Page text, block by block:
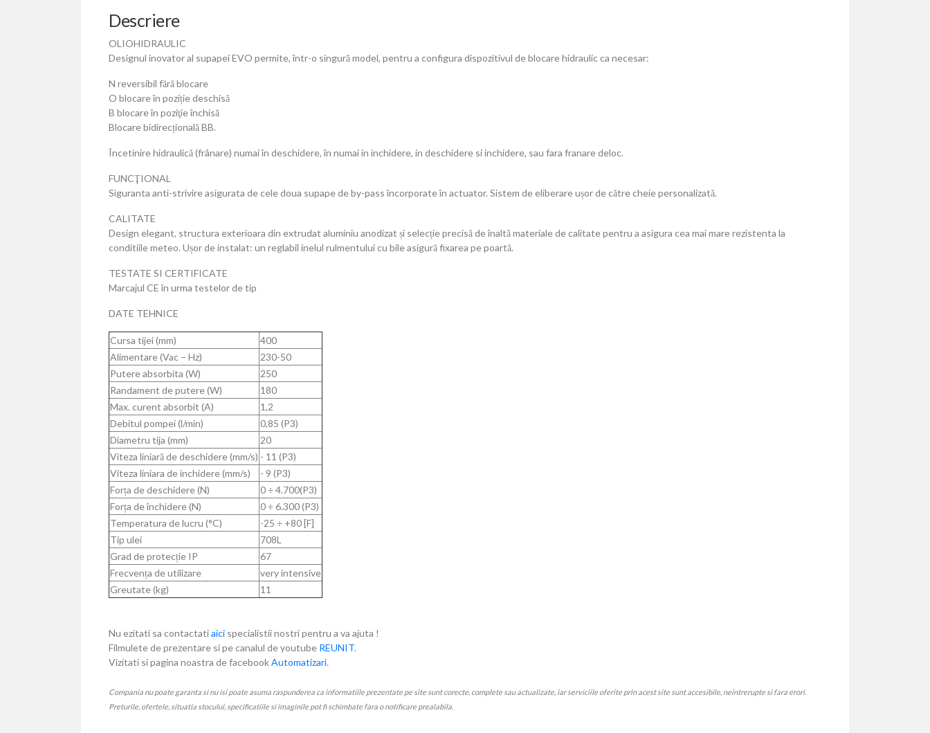
Descriere
OLIOHIDRAULIC
Designul inovator al supapei EVO permite, într-o singură model, pentru a configura dispozitivul de blocare hidraulic ca necesar:
N reversibil fără blocare
O blocare în poziție deschisă
B blocare în poziţie închisă
Blocare bidirecțională BB.
Încetinire hidraulică (frânare) numai în deschidere, în numai in inchidere, in deschidere si inchidere, sau fara franare deloc.
FUNCŢIONAL
Siguranta anti-strivire asigurata de cele doua supape de by-pass încorporate în actuator. Sistem de eliberare ușor de către cheie personalizată.
CALITATE
Design elegant, structura exterioara din extrudat aluminiu anodizat și selecție precisă de înaltă materiale de calitate pentru a asigura cea mai mare rezistenta la
conditiile meteo. Ușor de instalat: un reglabil inelul rulmentului cu bile asigură fixarea pe poartă.
TESTATE SI CERTIFICATE
Marcajul CE în urma testelor de tip
DATE TEHNICE
Cursa tijei (mm)
400
Alimentare (Vac – Hz)
230-50
Putere absorbita (W)
250
Randament de putere (W)
180
Max. curent absorbit (A)
1,2
Debitul pompei (l/min)
0,85 (P3)
Diametru tija (mm)
20
Viteza liniară de deschidere (mm/s) - 11 (P3)
Viteza liniara de inchidere (mm/s)
- 9 (P3)
Forța de deschidere (N)
0 ÷ 4.700(P3)
Forța de închidere (N)
0 ÷ 6.300 (P3)
Temperatura de lucru (°C)
-25 ÷ +80 [F]
Tip ulei
708L
Grad de protecție IP
67
Frecvența de utilizare
very intensive
Greutate (kg)
11
Nu ezitati sa contactatiaici specialistii nostri pentru a va ajuta !
Filmulete de prezentare si pe canalul de youtube REUNIT.
Vizitati si pagina noastra de facebookAutomatizari.
Compania nu poate garanta si nu isi poate asuma raspunderea ca informatiile prezentate pe site sunt corecte, complete sau actualizate, iar serviciile oferite prin acest site sunt accesibile, neintrerupte si fara erori.
Preturile, ofertele, situatia stocului, specificatiile si imaginile pot fi schimbate fara o notificare prealabila.